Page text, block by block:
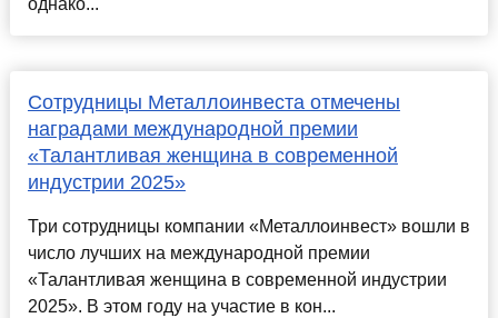
однако...
Сотрудницы Металлоинвеста отмечены
наградами международной премии
«Талантливая женщина в современной
индустрии 2025»
Три сотрудницы компании «Металлоинвест» вошли в
число лучших на международной премии
«Талантливая женщина в современной индустрии
2025». В этом году на участие в кон...